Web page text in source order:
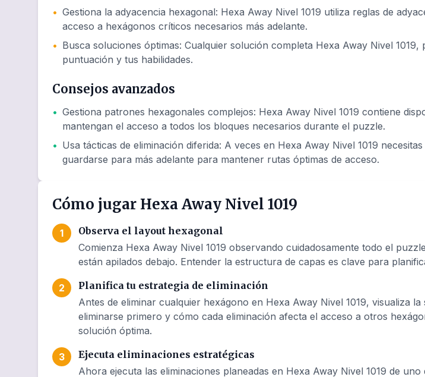
• Gestiona la adyacencia hexagonal: Hexa Away Nivel 1019 utiliza reglas de
acceso a hexágonos críticos necesarios más adelante.
• Busca soluciones óptimas: Cualquier solución completa Hexa Away Nivel
puntuación y tus habilidades.
Consejos avanzados
• Gestiona patrones hexagonales complejos: Hexa Away Nivel 1019 contiene
mantengan el acceso a todos los bloques necesarios durante el puzzle.
• Usa tácticas de eliminación diferida: A veces en Hexa Away Nivel 1019
guardarse para más adelante para mantener rutas óptimas de acceso.
Cómo jugar Hexa Away Nivel 1019
1
Observa el layout hexagonal
Comienza Hexa Away Nivel 1019 observando cuidadosamente todo el
están apilados debajo. Entender la estructura de capas es clave para
2
Planifica tu estrategia de eliminación
Antes de eliminar cualquier hexágono en Hexa Away Nivel 1019, visualiza
eliminarse primero y cómo cada eliminación afecta el acceso a otros
solución óptima.
3
Ejecuta eliminaciones estratégicas
Ahora ejecuta las eliminaciones planeadas en Hexa Away Nivel 1019 de